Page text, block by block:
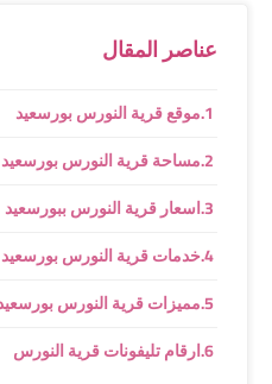
عناصر المقال
موقع قرية النورس بورسعيد
مساحة قرية النورس بورسعيد
اسعار قرية النورس ببورسعيد
خدمات قرية النورس بورسعيد
مميزات قرية النورس
ارقام تليفونات قرية النورس